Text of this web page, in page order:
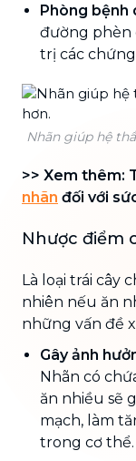
Phòng bệnh
đường phèn
trị các
Nhãn giúp hệ
>> Xem thêm:
nhãn đối với
Nhược điểm
Là loại trái cây
nhiên nếu ăn
những vấn đề
Gây ảnh
Nhãn có
ăn nhiều sẽ
mạch, làm
trong cơ thể.